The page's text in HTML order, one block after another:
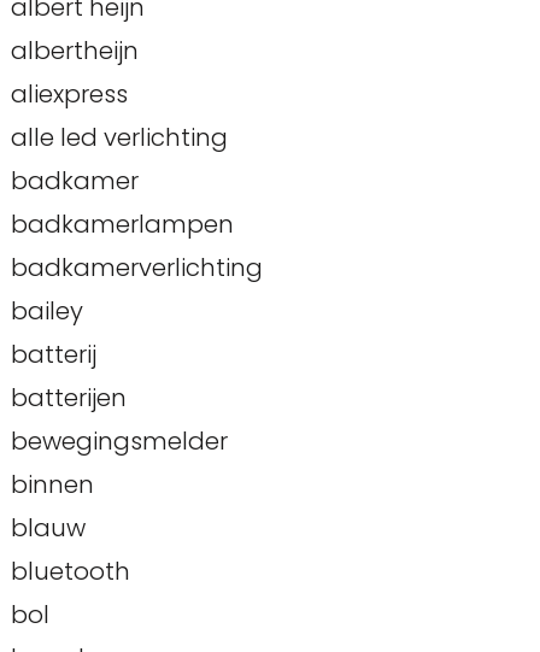
albertheijn
aliexpress
alle led verlichting
badkamer
badkamerlampen
badkamerverlichting
bailey
batterij
batterijen
bewegingsmelder
binnen
blauw
bluetooth
bol